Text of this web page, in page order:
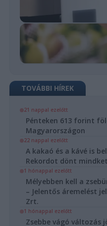
TOVÁBBI HÍREK
21 nappal ezelőtt
Pénteken 613 forint
Magyarországon
22 nappal ezelőtt
A kakaó és a kávé is
Rekordot dönt
1 hónappal ezelőtt
Mélyebben kell a
– Jelentős áremelést
Zrt.
1 hónappal ezelőtt
Zsebbe vágó változás